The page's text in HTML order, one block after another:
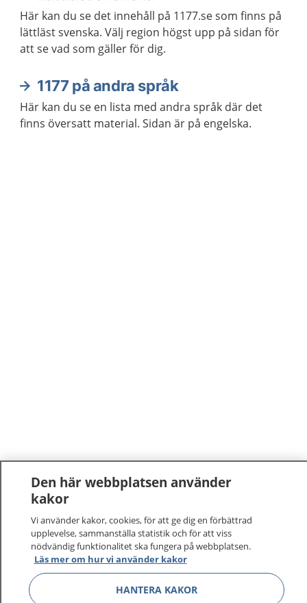
Här kan du se det innehåll på 1177.se som finns på
lättläst svenska. Välj region högst upp på sidan för
att se vad som gäller för dig.
1177 på andra språk
Här kan du se en lista med andra språk där det
finns översatt material. Sidan är på engelska.
1177 –tryggt om din hälsa och vård
På 1177.se får du råd om hälsa och information om
sjukdomar och vilka mottagningar du kan kontakta.
Logga in för att läsa din journal och göra dina
vårdärenden. Ring telefonnummer 1177 för
sjukvårdsrådgivning dygnet runt.
Den här webbplatsen använder
kakor
Vi använder kakor, cookies, för att ge dig en förbättrad
upplevelse, sammanställa statistik och för att viss
nödvändig funktionalitet ska fungera på webbplatsen.
Läs mer om hur vi använder kakor
HANTERA KAKOR